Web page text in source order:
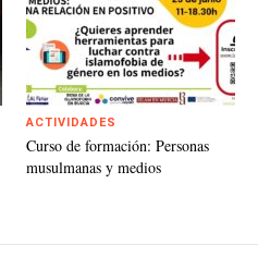
ACTIVIDADES
Curso de formación: Personas
musulmanas y medios